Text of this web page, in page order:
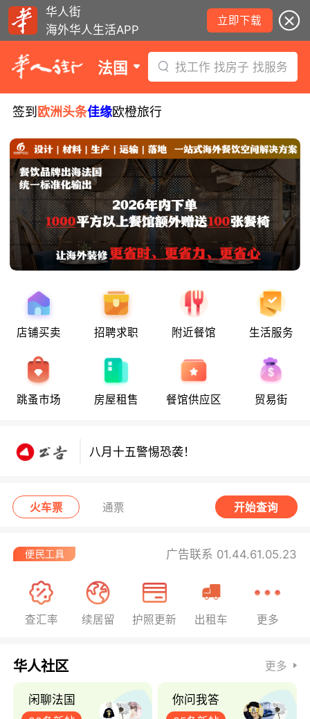
华人街
海外华人生活APP
立即下载
法国 找工作 找房子 找服务
签到 欧洲头条佳缘欧橙旅行
店铺买卖 招聘求职 附近餐馆 生活服务
跳蚤市场 房屋租售 餐馆供应区 贸易街
八月十五警惕恐袭！
八月十五警惕恐袭！
火车票 通票 开始查询
广告联系 01.44.61.05.23
查汇率 续居留 护照更新 出租车 更多
华人社区 更多
闲聊法国 你问我答